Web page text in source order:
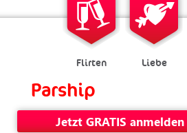
Flirten Liebe
Parship
Jetzt GRATIS